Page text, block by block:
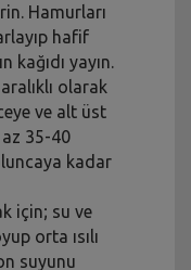
Hamurları
hafif
kağıdı yayın.
olarak
ve alt üst
az 35-40
kadar
için; su ve
orta ısılı
suyunu